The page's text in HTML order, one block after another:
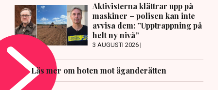
Aktivisterna klättrar upp på
maskiner – polisen kan inte
avvisa dem: ”Upptrappning på
helt ny nivå”
3 AUGUSTI 2026 |
Läs mer om hoten mot äganderätten